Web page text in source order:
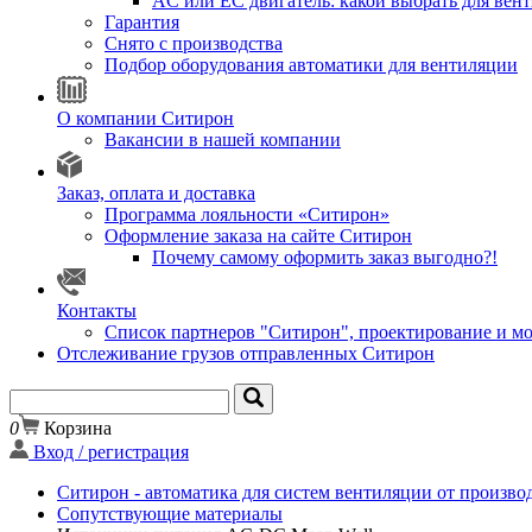
Гарантия
Снято с производства
Подбор оборудования автоматики для вентиляции
О компании Ситирон
Вакансии в нашей компании
Заказ, оплата и доставка
Программа лояльности «Ситирон»
Оформление заказа на сайте Ситирон
Почему самому оформить заказ выгодно?!
Контакты
Список партнеров "Ситирон", проектирование и
Отслеживание грузов отправленных Ситирон
0
Корзина
Вход / регистрация
Ситирон - автоматика для систем вентиляции от
Сопутствующие материалы